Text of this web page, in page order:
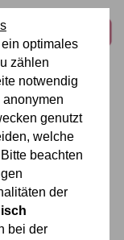
optimales
zählen
notwendig
genutzt
welche
beachten
der
bei der